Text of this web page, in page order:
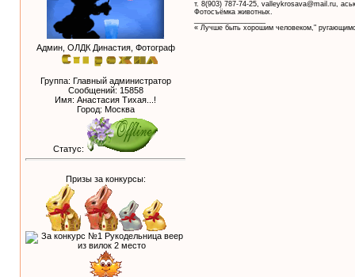
Админ, ОЛДК Династия, Фотограф
Группа: Главный администратор
Сообщений: 15858
Имя: Анастасия Тихая...!
Город: Москва
Статус:
Призы за конкурсы:
т. 8(903) 787-74-25, valleykrosava@mail.ru,
Фотосъёмка животных.
« Лучше быть хорошим человеком,"